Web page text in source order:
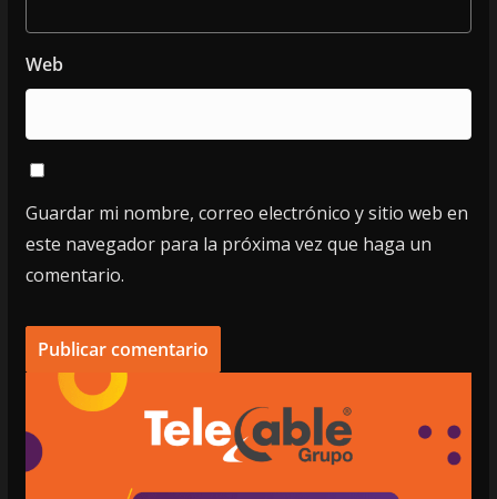
Web
Guardar mi nombre, correo electrónico y sitio web en
este navegador para la próxima vez que haga un
comentario.